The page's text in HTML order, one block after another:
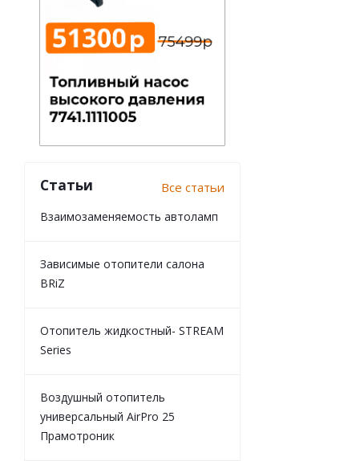
Статьи Все статьи
Взаимозаменяемость автоламп
Зависимые отопители салона
BRiZ
Отопитель жидкостный- STREAM
Series
Воздушный отопитель
универсальный AirPro 25
Прамотроник